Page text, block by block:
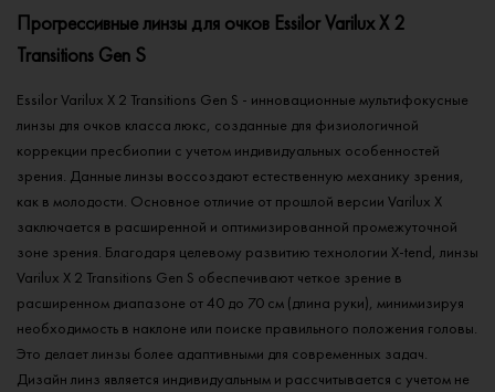
Прогрессивные линзы для очков Essilor Varilux X 2
Transitions Gen S
Essilor Varilux X 2 Transitions Gen S - инновационные мультифокусные
линзы для очков класса люкс, созданные для физиологичной
коррекции пресбиопии с учетом индивидуальных особенностей
зрения. Данные линзы воссоздают естественную механику зрения,
как в молодости. Основное отличие от прошлой версии Varilux X
заключается в расширенной и оптимизированной промежуточной
зоне зрения. Благодаря целевому развитию технологии X-tend, линзы
Varilux X 2 Transitions Gen S обеспечивают четкое зрение в
расширенном диапазоне от 40 до 70 см (длина руки), минимизируя
необходимость в наклоне или поиске правильного положения головы.
Это делает линзы более адаптивными для современных задач.
Дизайн линз является индивидуальным и рассчитывается с учетом не